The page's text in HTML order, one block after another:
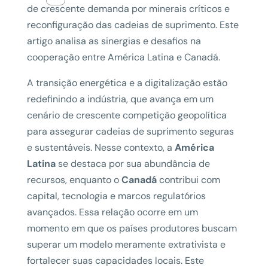
de crescente demanda por minerais críticos e
reconfiguração das cadeias de suprimento. Este
artigo analisa as sinergias e desafios na
cooperação entre América Latina e Canadá.
A transição energética e a digitalização estão
redefinindo a indústria, que avança em um
cenário de crescente competição geopolítica
para assegurar cadeias de suprimento seguras
e sustentáveis. Nesse contexto, a América
Latinase destaca por sua abundância de
recursos, enquanto oCanadácontribui com
capital, tecnologia e marcos regulatórios
avançados. Essa relação ocorre em um
momento em que os países produtores buscam
superar um modelo meramente extrativista e
fortalecer suas capacidades locais. Este